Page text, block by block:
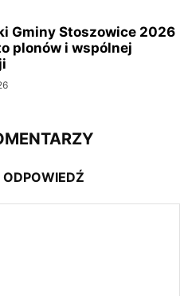
Gminy Stoszowice 2026
plonów i wspólnej